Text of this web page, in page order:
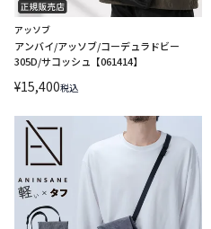
アッソブ
アンバイ/アッソブ/コーデュラドビー
305D/サコッシュ【061414】
¥15,400税込